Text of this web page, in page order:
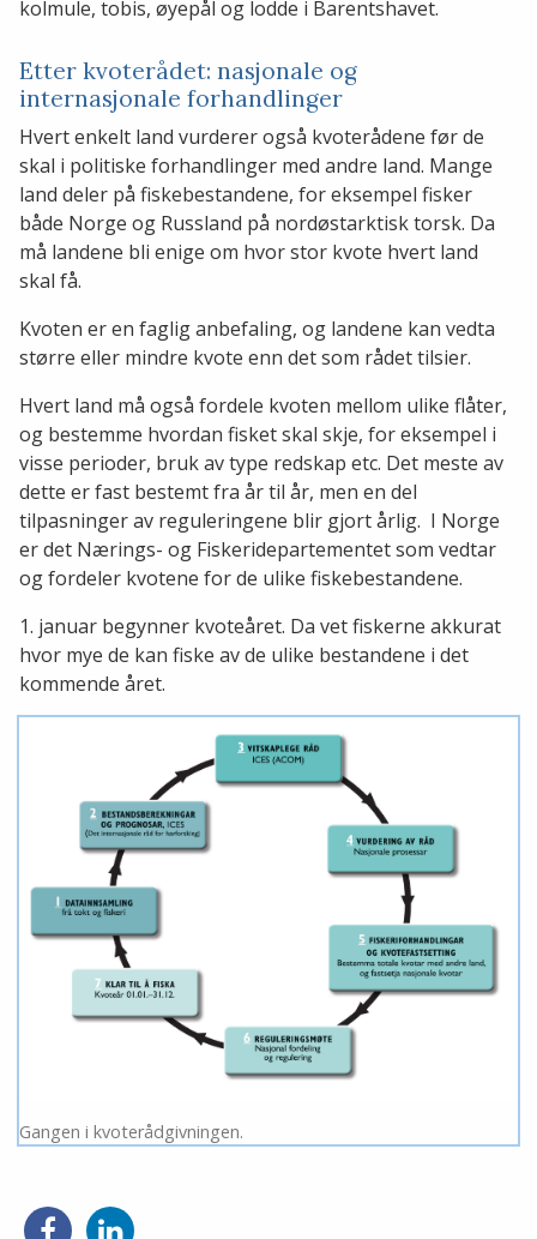
kolmule, tobis, øyepål og lodde i Barentshavet.
Etter kvoterådet: nasjonale og
internasjonale forhandlinger
Hvert enkelt land vurderer også kvoterådene før de
skal i politiske forhandlinger med andre land. Mange
land deler på fiskebestandene, for eksempel fisker
både Norge og Russland på nordøstarktisk torsk. Da
må landene bli enige om hvor stor kvote hvert land
skal få.
Kvoten er en faglig anbefaling, og landene kan vedta
større eller mindre kvote enn det som rådet tilsier.
Hvert land må også fordele kvoten mellom ulike flåter,
og bestemme hvordan fisket skal skje, for eksempel i
visse perioder, bruk av type redskap etc. Det meste av
dette er fast bestemt fra år til år, men en del
tilpasninger av reguleringene blir gjort årlig. I Norge
er det Nærings- og Fiskeridepartementet som vedtar
og fordeler kvotene for de ulike fiskebestandene.
1. januar begynner kvoteåret. Da vet fiskerne akkurat
hvor mye de kan fiske av de ulike bestandene i det
kommende året.
Gangen i kvoterådgivningen.
Del Del